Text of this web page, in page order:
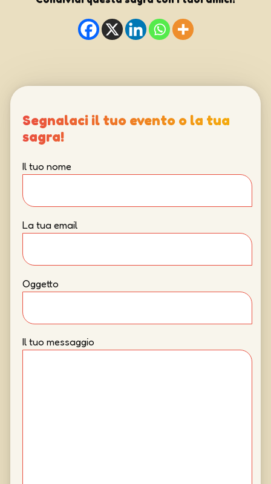
Segnalaci il tuo evento o la tua
sagra!
Il tuo nome
La tua email
Oggetto
Il tuo messaggio